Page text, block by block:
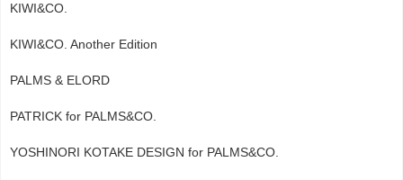
KIWI&CO.
KIWI&CO. Another Edition
PALMS & ELORD
PATRICK for PALMS&CO.
YOSHINORI KOTAKE DESIGN for PALMS&CO.